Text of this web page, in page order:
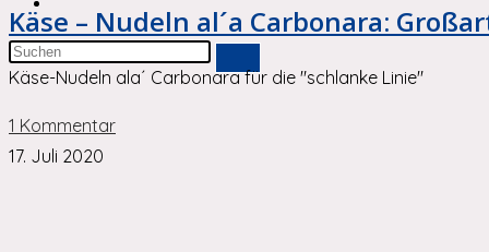
Suche
umschalten
Diese
Website
Käse – Nudeln al´a Carbonara:
Käse-Nudeln ala´ Carbonara für die "schlanke Linie"
1 Kommentar
17. Juli 2020